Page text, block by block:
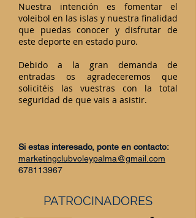
Nuestra intención es fomentar el
voleibol en las islas y nuestra finalidad
que puedas conocer y disfrutar de
este deporte en estado puro.
Debido a la gran demanda de
entradas os agradeceremos que
solicitéis las vuestras con la total
seguridad de que vais a asistir.
Si estas interesado, ponte en contacto:
marketingclubvoleypalma@gmail.com
678113967
PATROCINADORES